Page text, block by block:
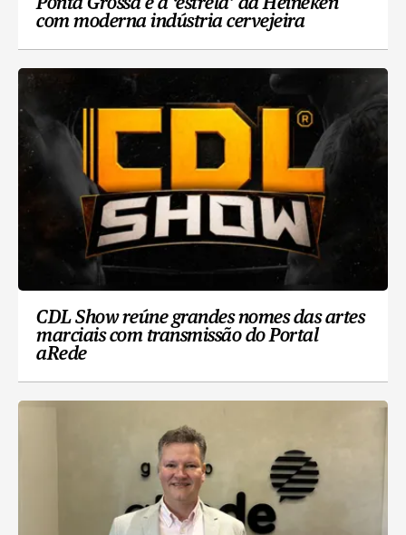
Ponta Grossa é a ‘estrela’ da Heineken
com moderna indústria cervejeira
CDL Show reúne grandes nomes das artes
marciais com transmissão do Portal
aRede